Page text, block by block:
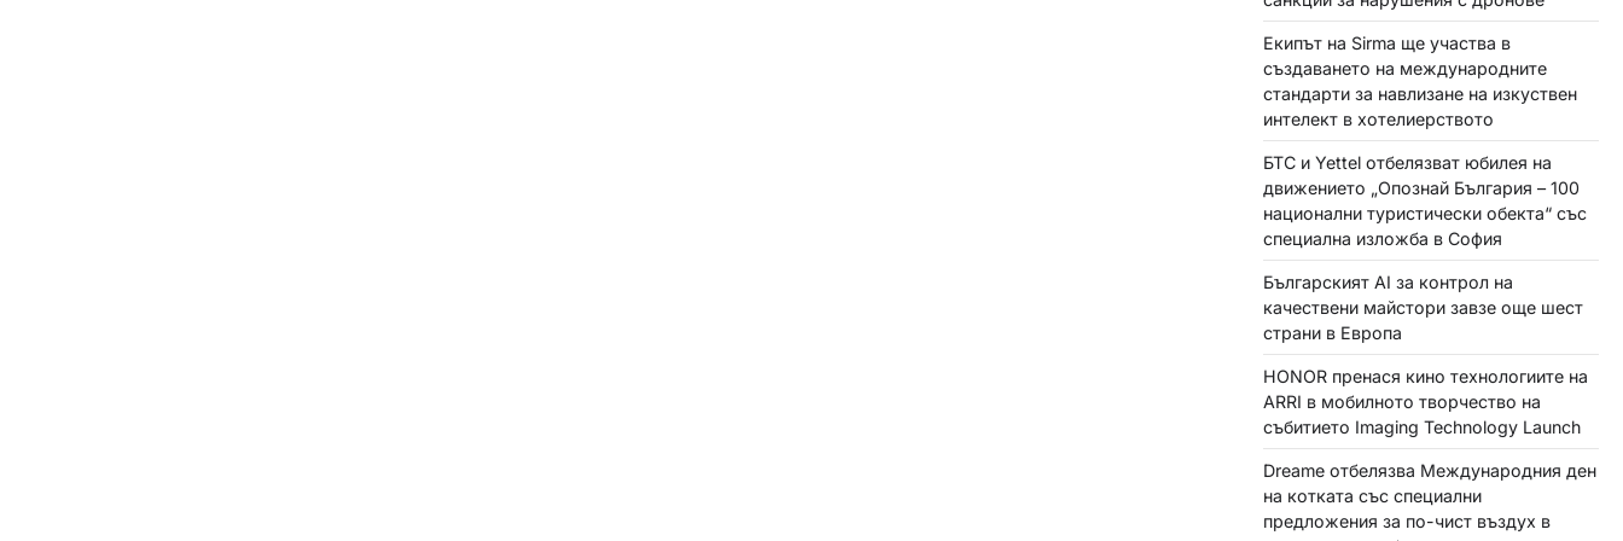
Екипът на Sirma ще участва в
създаването на международните
стандарти за навлизане на изкуствен
интелект в хотелиерството
БТС и Yettel отбелязват юбилея на
движението „Опознай България – 100
национални туристически обекта“ със
специална изложба в София
Българският AI за контрол на
качествени майстори завзе още шест
страни в Европа
HONOR пренася кино технологиите на
ARRI в мобилното творчество на
събитието Imaging Technology Launch
Dreame отбелязва Международния ден
на котката със специални
предложения за по-чист въздух в